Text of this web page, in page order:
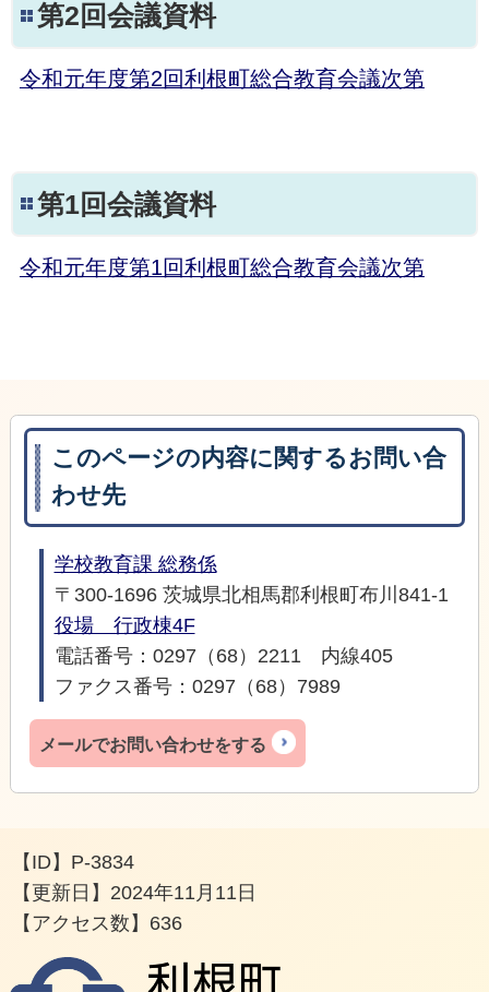
第2回会議資料
令和元年度第2回利根町総合教育会議次第
第1回会議資料
令和元年度第1回利根町総合教育会議次第
このページの内容に関するお問い合
わせ先
学校教育課 総務係
〒300-1696 茨城県北相馬郡利根町布川841-1
役場 行政棟4F
電話番号：0297（68）2211 内線405
ファクス番号：0297（68）7989
メールでお問い合わせをする
【ID】 P-3834
【更新日】 2024年11月11日
【アクセス数】 636